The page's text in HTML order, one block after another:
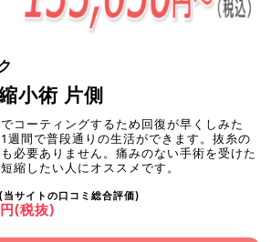
小術 片側
コーティングするため回復が早くしみた
週間で普段通りの生活ができます。抜糸の
必要ありません。痛みのない手術を受けた
縮したい人にオススメです。
サイトの口コミ総合評価)
(税抜)